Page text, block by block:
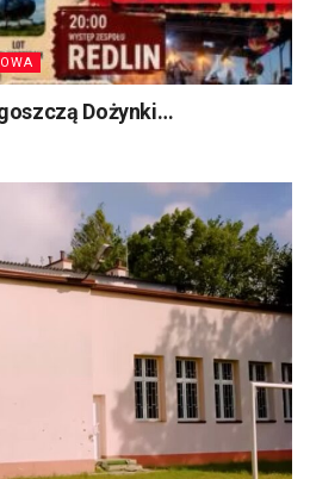
Dożynki…